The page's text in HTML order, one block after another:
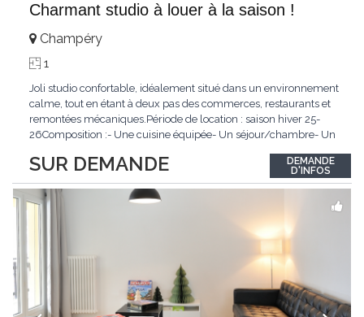
Charmant studio à louer à la saison !
SUR DEMANDE
Champéry
1
Joli studio confortable, idéalement situé dans un environnement
calme, tout en étant à deux pas des commerces, restaurants et
remontées mécaniques.Période de location : saison hiver 25-
26Composition :- Une cuisine équipée- Un séjour/chambre- Un
fumeurAnimaux non admisLoyer mensuel : CHF
1'000.00N'hésitez pas à nous contacter !
DEMANDE
D'INFOS